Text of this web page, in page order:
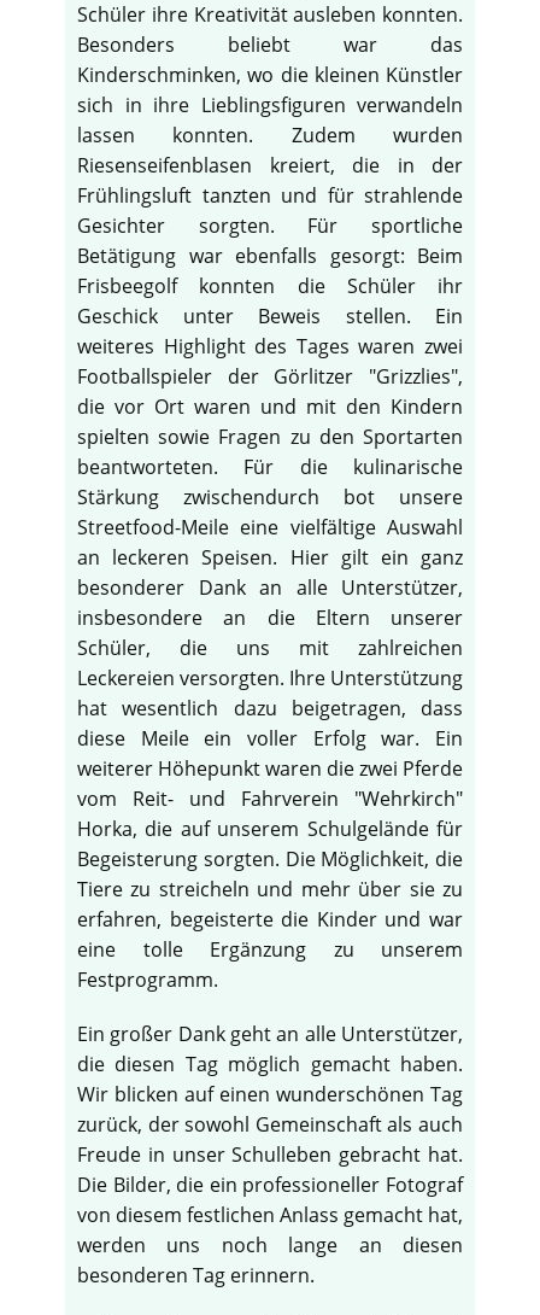
Schüler ihre Kreativität ausleben konnten.
Besonders beliebt war das
Kinderschminken, wo die kleinen Künstler
sich in ihre Lieblingsfiguren verwandeln
lassen konnten. Zudem wurden
Riesenseifenblasen kreiert, die in der
Frühlingsluft tanzten und für strahlende
Gesichter sorgten. Für sportliche
Betätigung war ebenfalls gesorgt: Beim
Frisbeegolf konnten die Schüler ihr
Geschick unter Beweis stellen. Ein
weiteres Highlight des Tages waren zwei
Footballspieler der Görlitzer "Grizzlies",
die vor Ort waren und mit den Kindern
spielten sowie Fragen zu den Sportarten
beantworteten. Für die kulinarische
Stärkung zwischendurch bot unsere
Streetfood-Meile eine vielfältige Auswahl
an leckeren Speisen. Hier gilt ein ganz
besonderer Dank an alle Unterstützer,
insbesondere an die Eltern unserer
Schüler, die uns mit zahlreichen
Leckereien versorgten. Ihre Unterstützung
hat wesentlich dazu beigetragen, dass
diese Meile ein voller Erfolg war. Ein
weiterer Höhepunkt waren die zwei Pferde
vom Reit- und Fahrverein "Wehrkirch"
Horka, die auf unserem Schulgelände für
Begeisterung sorgten. Die Möglichkeit, die
Tiere zu streicheln und mehr über sie zu
erfahren, begeisterte die Kinder und war
eine tolle Ergänzung zu unserem
Festprogramm.
Ein großer Dank geht an alle Unterstützer,
die diesen Tag möglich gemacht haben.
Wir blicken auf einen wunderschönen Tag
zurück, der sowohl Gemeinschaft als auch
Freude in unser Schulleben gebracht hat.
Die Bilder, die ein professioneller Fotograf
von diesem festlichen Anlass gemacht hat,
werden uns noch lange an diesen
besonderen Tag erinnern.